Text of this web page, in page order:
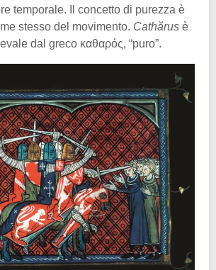
temporale. Il concetto di purezza è
stesso del movimento. Cathărus è
dal greco καθαρός, “puro”.